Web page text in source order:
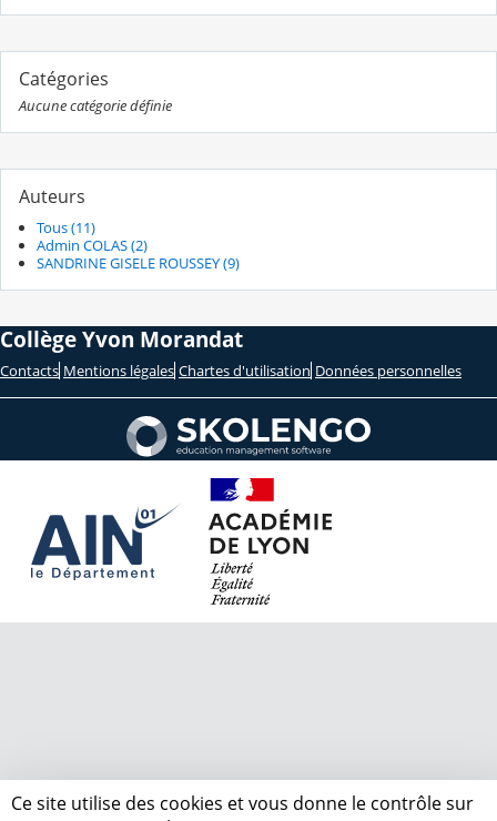
Catégories
Aucune catégorie définie
Auteurs
Tous (11)
Admin COLAS (2)
SANDRINE GISELE ROUSSEY (9)
Collège Yvon Morandat
Contacts Mentions légales Chartes d'utilisation Données personnelles
Ce site utilise des cookies et vous donne le contrôle sur